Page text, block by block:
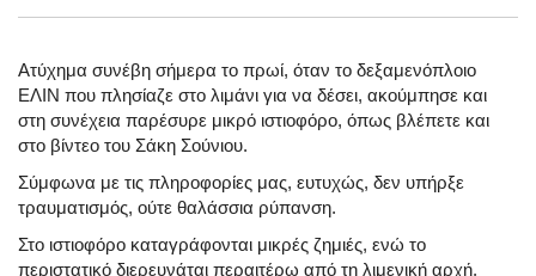
Ατύχημα συνέβη σήμερα το πρωί, όταν το δεξαμενόπλοιο
ΕΛΙΝ που πλησίαζε στο λιμάνι για να δέσει, ακούμπησε και
στη συνέχεια παρέσυρε μικρό ιστιοφόρο, όπως βλέπετε και
στο βίντεο του Σάκη Σούνιου.
Σύμφωνα με τις πληροφορίες μας, ευτυχώς, δεν υπήρξε
τραυματισμός, ούτε θαλάσσια ρύπανση.
Στο ιστιοφόρο καταγράφονται μικρές ζημιές, ενώ το
περιστατικό διερευνάται περαιτέρω από τη λιμενική αρχή.